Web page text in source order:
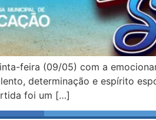
feira (09/05) com a
determinação e espírito
foi um […]